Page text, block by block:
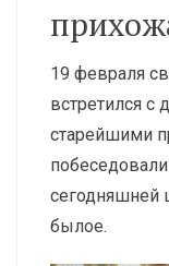
19 февраля
встретился
старейшими
сегодняшней
былое.